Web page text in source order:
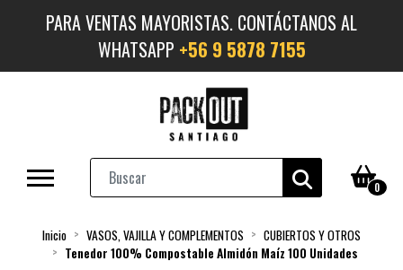
PARA VENTAS MAYORISTAS. CONTÁCTANOS AL
WHATSAPP +56 9 5878 7155
0
Inicio VASOS, VAJILLA Y COMPLEMENTOS
CUBIERTOS Y OTROS
Tenedor 100% Compostable Almidón Maíz 100 Unidades